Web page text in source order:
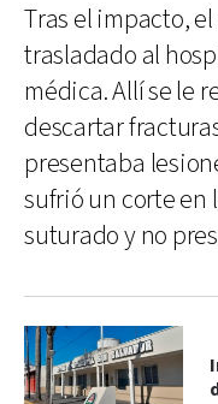
Tras el impacto,
trasladado al
médica. Allí se le
descartar
presentaba
sufrió un corte en
suturado y no